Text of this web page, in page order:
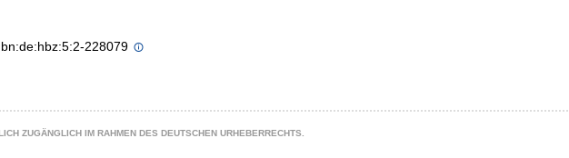
228079
ZUGÄNGLICH IM RAHMEN DES DEUTSCHEN URHEBERRECHTS.